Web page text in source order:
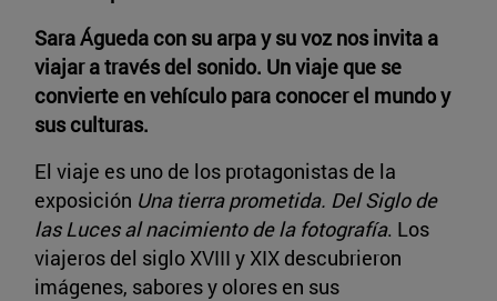
Sara Águeda con su arpa y su voz nos invita a
viajar a través del sonido. Un viaje que se
convierte en vehículo para conocer el mundo y
sus culturas.
El viaje es uno de los protagonistas de la
exposición Una tierra prometida. Del Siglo de
las Luces al nacimiento de la fotografía. Los
viajeros del siglo XVIII y XIX descubrieron
imágenes, sabores y olores en sus